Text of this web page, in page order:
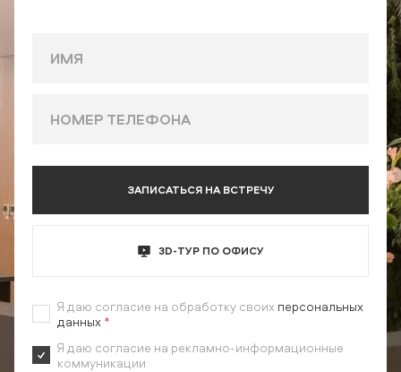
ЗАПИСАТЬСЯ НА ВСТРЕЧУ
3D-ТУР ПО ОФИСУ
Я даю согласие на обработку своих персональных
данных *
Я даю согласие на рекламно-информационные
коммуникации